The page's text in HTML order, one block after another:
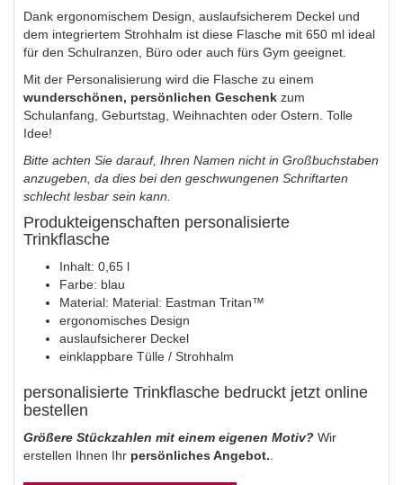
Dank ergonomischem Design, auslaufsicherem Deckel und
dem integriertem Strohhalm ist diese Flasche mit 650 ml ideal
für den Schulranzen, Büro oder auch fürs Gym geeignet.
Mit der Personalisierung wird die Flasche zu einem
wunderschönen, persönlichen Geschenk zum
Schulanfang, Geburtstag, Weihnachten oder Ostern. Tolle
Idee!
Bitte achten Sie darauf, Ihren Namen nicht in Großbuchstaben
anzugeben, da dies bei den geschwungenen Schriftarten
schlecht lesbar sein kann.
Produkteigenschaften personalisierte
Trinkflasche
Inhalt: 0,65 l
Farbe: blau
Material: Material: Eastman Tritan™
ergonomisches Design
auslaufsicherer Deckel
einklappbare Tülle / Strohhalm
personalisierte Trinkflasche bedruckt jetzt online
bestellen
Größere Stückzahlen mit einem eigenen Motiv? Wir
erstellen Ihnen Ihr persönliches Angebot.